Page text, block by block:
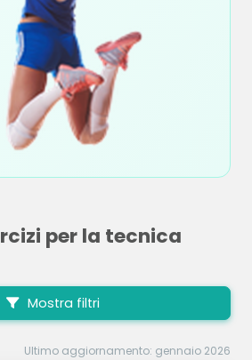
per la tecnica
Mostra filtri
Ultimo aggiornamento: gennaio 2026